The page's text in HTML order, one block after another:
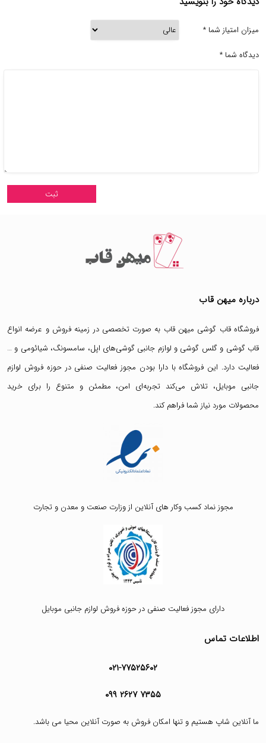
میزان امتیاز شما *
دیدگاه شما *
درباره میهن قاب
فروشگاه قاب گوشی میهن قاب به صورت تخصصی در زمینه فروش و عرضه انواع
قاب گوشی وگلس گوشی و لوازم جانبی گوشی‌های اپل، سامسونگ، شیائومی و …
فعالیت دارد. این فروشگاه با دارا بودن مجوز فعالیت صنفی در حوزه فروش لوازم
جانبی موبایل، تلاش می‌کند تجربه‌ای امن، مطمئن و متنوع را برای خرید
محصولات مورد نیاز شما فراهم کند.
مجوز نماد کسب وکار های آنلاین از وزارت صنعت و معدن و تجارت
دارای مجوز فعالیت صنفی در حوزه فروش لوازم جانبی موبایل
اطلاعات تماس
۰۲۱-۷۷۵۲۵۶۰۲
۰۹۹ ۲۶۲۷ ۷۳۵۵
ما آنلاین شاپ هستیم و تنها امکان فروش به صورت آنلاین محیا می باشد.